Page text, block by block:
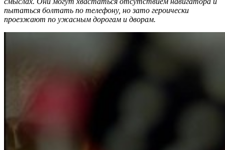
пытаться болтать по телефону, но зато героически
проезжают по ужасным дорогам и дворам.